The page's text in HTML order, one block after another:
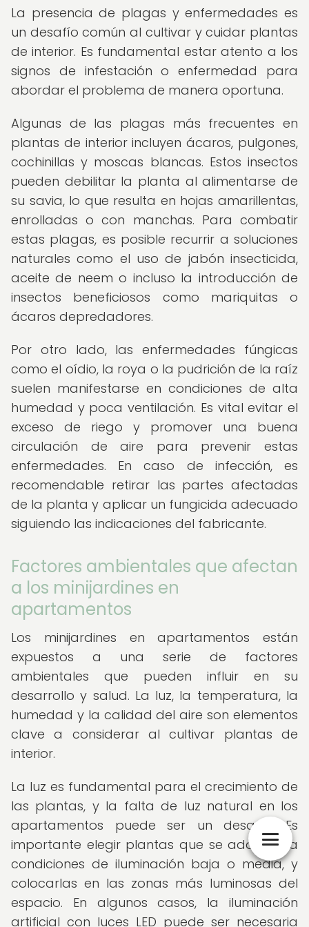
La presencia de plagas y enfermedades es
un desafío común al cultivar y cuidar plantas
de interior. Es fundamental estar atento a los
signos de infestación o enfermedad para
abordar el problema de manera oportuna.
Algunas de las plagas más frecuentes en
plantas de interior incluyen ácaros, pulgones,
cochinillas y moscas blancas. Estos insectos
pueden debilitar la planta al alimentarse de
su savia, lo que resulta en hojas amarillentas,
enrolladas o con manchas. Para combatir
estas plagas, es posible recurrir a soluciones
naturales como el uso de jabón insecticida,
aceite de neem o incluso la introducción de
insectos beneficiosos como mariquitas o
ácaros depredadores.
Por otro lado, las enfermedades fúngicas
como el oídio, la roya o la pudrición de la raíz
suelen manifestarse en condiciones de alta
humedad y poca ventilación. Es vital evitar el
exceso de riego y promover una buena
circulación de aire para prevenir estas
enfermedades. En caso de infección, es
recomendable retirar las partes afectadas
de la planta y aplicar un fungicida adecuado
siguiendo las indicaciones del fabricante.
Factores ambientales que afectan
a los minijardines en
apartamentos
Los minijardines en apartamentos están
expuestos a una serie de factores
ambientales que pueden influir en su
desarrollo y salud. La luz, la temperatura, la
humedad y la calidad del aire son elementos
clave a considerar al cultivar plantas de
interior.
La luz es fundamental para el crecimiento de
las plantas, y la falta de luz natural en los
apartamentos puede ser un desafío. Es
importante elegir plantas que se adapten a
condiciones de iluminación baja o media, y
colocarlas en las zonas más luminosas del
espacio. En algunos casos, la iluminación
artificial con luces LED puede ser necesaria